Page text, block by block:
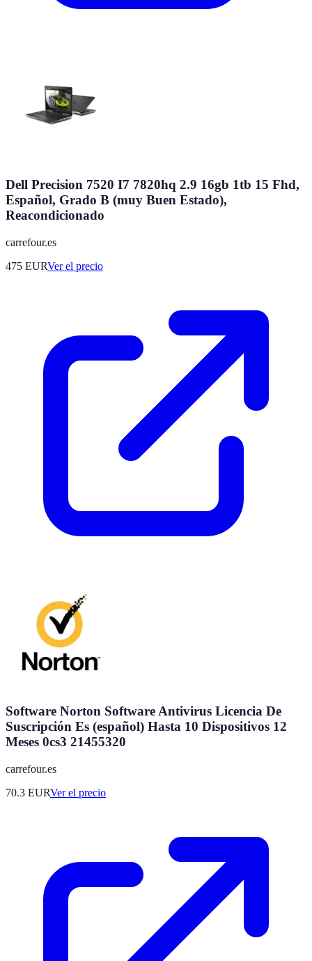
Dell Precision 7520 I7 7820hq 2.9 16gb 1tb 15 Fhd,
Español, Grado B (muy Buen Estado),
Reacondicionado
carrefour.es
475 EURVer el precio
Software Norton Software Antivirus Licencia De
Suscripción Es (español) Hasta 10 Dispositivos 12
Meses 0cs3 21455320
carrefour.es
70.3 EURVer el precio